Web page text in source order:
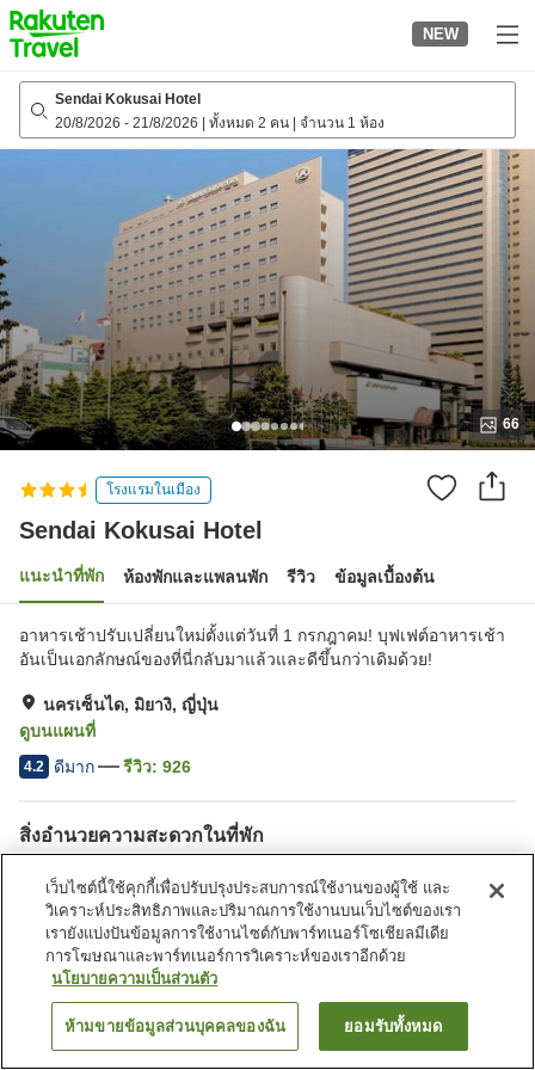
to
top
page
NEW
Sendai Kokusai Hotel
20/8/2026 - 21/8/2026 ทั้งหมด 2 คน จำนวน 1 ห้อง
66
โรงแรมในเมือง
Sendai Kokusai Hotel
แนะนำที่พัก ห้องพักและแพลนพัก รีวิว ข้อมูลเบื้องต้น
อาหารเช้าปรับเปลี่ยนใหม่ตั้งแต่วันที่ 1 กรกฎาคม! บุฟเฟต์อาหารเช้า
อันเป็นเอกลักษณ์ของที่นี่กลับมาแล้วและดีขึ้นกว่าเดิมด้วย!
นครเซ็นได, มิยางิ, ญี่ปุ่น
ดูบนแผนที่
4.2 ดีมาก รีวิว: 926
สิ่งอำนวยความสะดวกในที่พัก
ปลอดบุหรี่
มีพื้นที่สำหรับสูบบุหรี่
หน้าแรก ญี่ปุ่น มิยางิ นครเซ็นได Sendai Kokusai Hotel
ค้นหาห้องพัก
เว็บไซต์นี้ใช้คุกกี้เพื่อปรับปรุงประสบการณ์ใช้งานของผู้ใช้ และ
วิเคราะห์ประสิทธิภาพและปริมาณการใช้งานบนเว็บไซต์ของเรา
เรายังแบ่งปันข้อมูลการใช้งานไซต์กับพาร์ทเนอร์โซเชียลมีเดีย
การโฆษณาและพาร์ทเนอร์การวิเคราะห์ของเราอีกด้วย
นโยบายความเป็นส่วนตัว
ห้ามขายข้อมูลส่วนบุคคลของฉัน ยอมรับทั้งหมด